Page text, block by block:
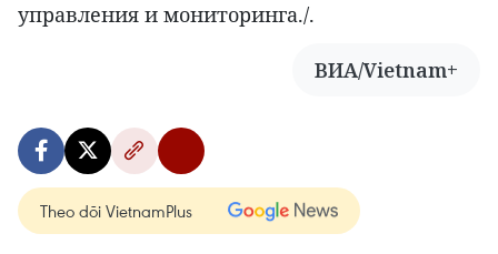
управления и мониторинга./.
ВИА/Vietnam+
Theo dõi VietnamPlus